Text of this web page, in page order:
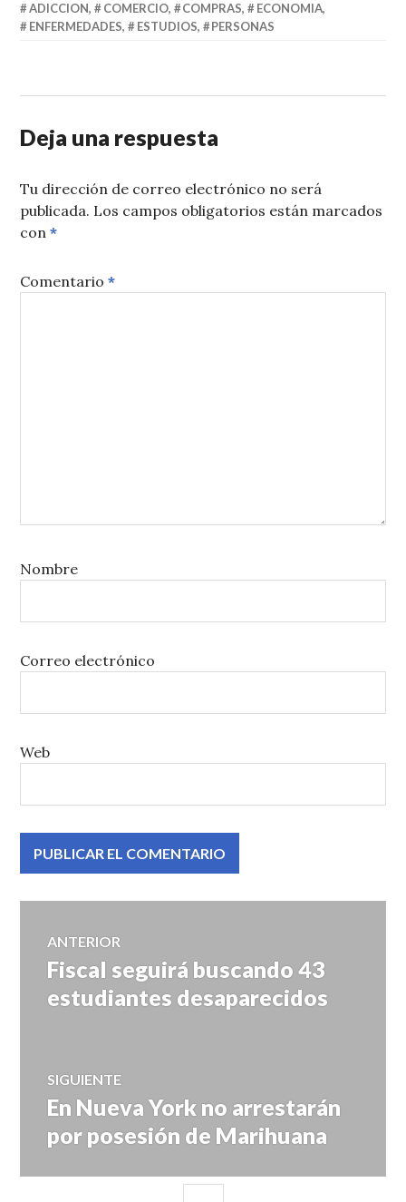
ADICCION, COMERCIO, COMPRAS, ECONOMIA,
ENFERMEDADES, ESTUDIOS, PERSONAS
Deja una respuesta
Tu dirección de correo electrónico no será
publicada. Los campos obligatorios están marcados
con*
Comentario*
Nombre
Correo electrónico
Web
Navegación
de
ANTERIOR
Entrada
anterior:
Fiscal seguirá buscando 43
estudiantes desaparecidos
SIGUIENTE
Entrada
En Nueva York no arrestarán
por posesión de Marihuana